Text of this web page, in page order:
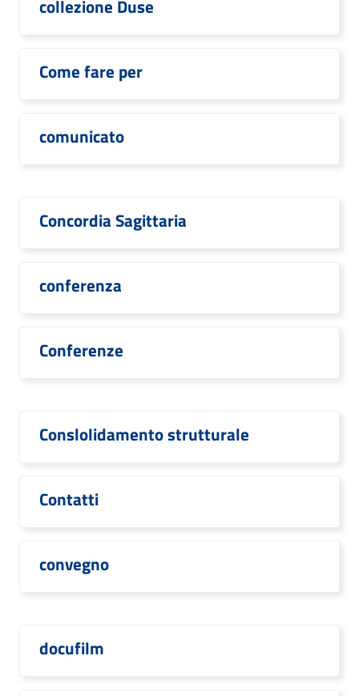
collezione Duse
Come fare per
comunicato
Concordia Sagittaria
conferenza
Conferenze
Conslolidamento strutturale
Contatti
convegno
docufilm